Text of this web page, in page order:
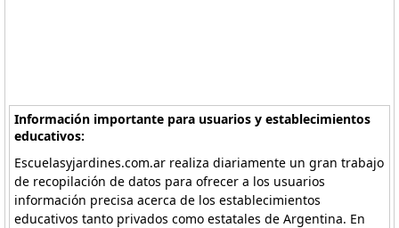
Información importante para usuarios y establecimientos
educativos:
Escuelasyjardines.com.ar realiza diariamente un gran trabajo
de recopilación de datos para ofrecer a los usuarios
información precisa acerca de los establecimientos
educativos tanto privados como estatales de Argentina. En